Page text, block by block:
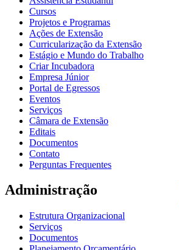
Cursos
Projetos e Programas
Ações de Extensão
Curricularização da Extensão
Estágio e Mundo do Trabalho
Criar Incubadora
Empresa Júnior
Portal de Egressos
Eventos
Serviços
Câmara de Extensão
Editais
Documentos
Contato
Perguntas Frequentes
Administração
Estrutura Organizacional
Serviços
Documentos